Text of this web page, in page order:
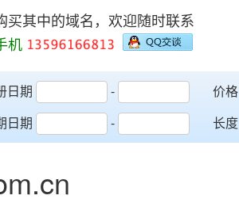
其中的域名，欢迎随时联系
机
日期
-
日期
-
价格
长度